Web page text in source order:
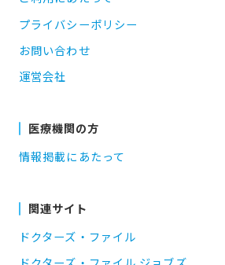
プライバシーポリシー
お問い合わせ
運営会社
医療機関の方
情報掲載にあたって
関連サイト
ドクターズ・ファイル